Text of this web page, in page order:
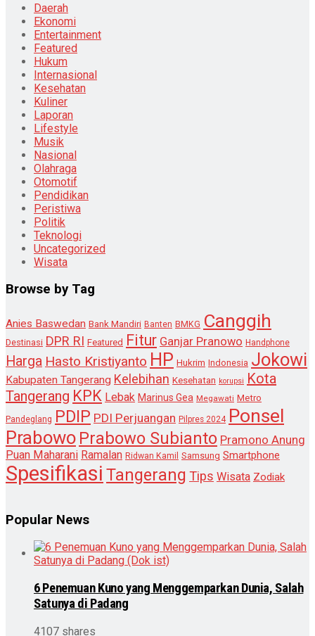
Daerah
Ekonomi
Entertainment
Featured
Hukum
Internasional
Kesehatan
Kuliner
Laporan
Lifestyle
Musik
Nasional
Olahraga
Otomotif
Pendidikan
Peristiwa
Politik
Teknologi
Uncategorized
Wisata
Browse by Tag
Anies Baswedan Bank Mandiri Banten BMKG Canggih
Destinasi DPR RI Featured Fitur Ganjar Pranowo Handphone
Harga Hasto Kristiyanto HP Hukrim Indonesia Jokowi
Kabupaten Tangerang Kelebihan Kesehatan korupsi Kota
Tangerang KPK Lebak Marinus Gea Megawati Metro
Pandeglang PDIP PDI Perjuangan Pilpres 2024 Ponsel
Prabowo Prabowo Subianto Pramono Anung
Puan Maharani Ramalan Ridwan Kamil Samsung Smartphone
Spesifikasi Tangerang Tips Wisata Zodiak
Popular News
6 Penemuan Kuno yang Menggemparkan Dunia, Salah
Satunya di Padang
4107 shares